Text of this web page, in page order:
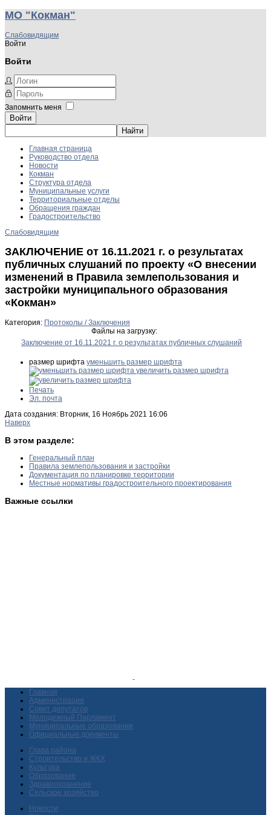
МО "Кокман"
Слабовидящим
Войти
Войти
Запомнить меня
Войти
Главная страница
Руководство отдела
Новости
Кокман
Структура отдела
Муниципальные услуги
Территориальные отделы
Обращения граждан
Градостроительство
Слабовидящим
ЗАКЛЮЧЕНИЕ от 16.11.2021 г. о результатах
публичных слушаний по проекту «О внесении
изменений в Правила землепользования и
застройки муниципального образования
«Кокман»
Категория: Протоколы / Заключения
Файлы на загрузку:
Заключение от 16.11.2021 г. о результатах публичных слушаний
размер шрифта уменьшить размер шрифта
увеличить размер шрифта
Печать
Эл. почта
Дата создания: Вторник, 16 Ноябрь 2021 16:06
Наверх
В этом разделе:
Генеральный план
Правила землепользования и застройки
Документация по планировке территории
Местные нормативы градостроительного проектирования
Важные ссылки
Главная
Администрация
Совет депутатов
Молодежный Парламент
Муниципальные образования
Официальные документы
Глава района
Строительство и ЖКХ
Культура
Образование
Здравоохранение
Сельское хозяйство
Новости